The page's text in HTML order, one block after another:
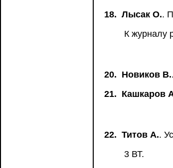
18. Лысак О..
К журналу
20. Новиков В.
21. Кашкаров
22. Титов А..
3 ВТ.